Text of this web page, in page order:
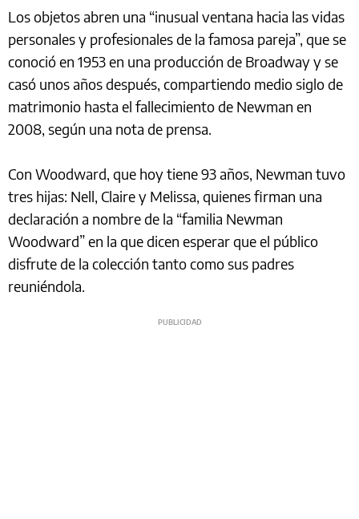
Los objetos abren una “inusual ventana hacia las vidas
personales y profesionales de la famosa pareja”, que se
conoció en 1953 en una producción de Broadway y se
casó unos años después, compartiendo medio siglo de
matrimonio hasta el fallecimiento de Newman en
2008, según una nota de prensa.
Con Woodward, que hoy tiene 93 años, Newman tuvo
tres hijas: Nell, Claire y Melissa, quienes firman una
declaración a nombre de la “familia Newman
Woodward” en la que dicen esperar que el público
disfrute de la colección tanto como sus padres
reuniéndola.